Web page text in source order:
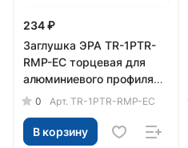
234 ₽
Заглушка ЭРА TR-1PTR-
RMP-EC торцевая для
алюминиевого профиля
2шт
0 Арт. TR-1PTR-RMP-EC
В корзину